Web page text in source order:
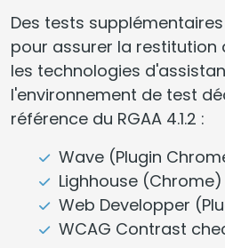
Des tests
pour assurer la restitution
les technologies
l'environnement de test
référence du RGAA 4.1.2 :
Wave (Plugin
Lighhouse (Chrome)
Web Developper
WCAG Contrast